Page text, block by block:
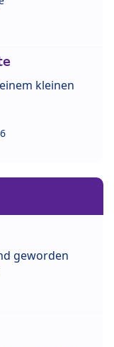
kleinen
geworden